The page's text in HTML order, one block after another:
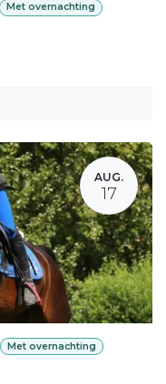
Met overnachting
AUG.
17
Met overnachting